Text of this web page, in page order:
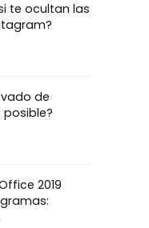
te ocultan las
de
posible?
2019